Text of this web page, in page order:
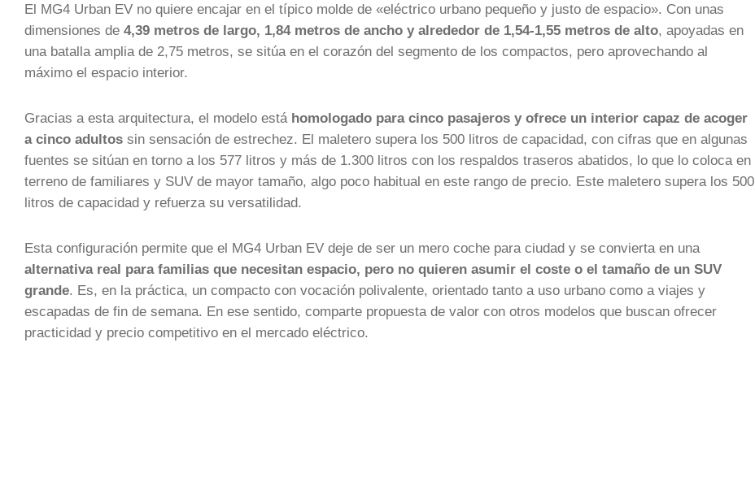
El MG4 Urban EV no quiere encajar en el típico molde de «eléctrico urbano pequeño y justo de espacio». Con unas
dimensiones de 4,39 metros de largo, 1,84 metros de ancho y alrededor de 1,54-1,55 metros de alto, apoyadas en
una batalla amplia de 2,75 metros, se sitúa en el corazón del segmento de los compactos, pero aprovechando al
máximo el espacio interior.
Gracias a esta arquitectura, el modelo está homologado para cinco pasajeros y ofrece un interior capaz de acoger
a cinco adultos sin sensación de estrechez. El maletero supera los 500 litros de capacidad, con cifras que en algunas
fuentes se sitúan en torno a los 577 litros y más de 1.300 litros con los respaldos traseros abatidos, lo que lo coloca en
terreno de familiares y SUV de mayor tamaño, algo poco habitual en este rango de precio. Este maletero supera los 500
litros de capacidad y refuerza su versatilidad.
Esta configuración permite que el MG4 Urban EV deje de ser un mero coche para ciudad y se convierta en una
alternativa real para familias que necesitan espacio, pero no quieren asumir el coste o el tamaño de un SUV
grande. Es, en la práctica, un compacto con vocación polivalente, orientado tanto a uso urbano como a viajes y
escapadas de fin de semana. En ese sentido, comparte propuesta de valor con otros modelos que buscan ofrecer
practicidad y precio competitivo en el mercado eléctrico.